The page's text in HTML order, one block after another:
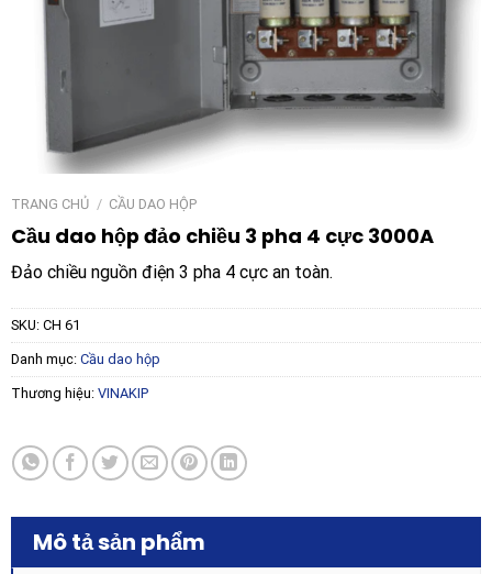
TRANG CHỦ / CẦU DAO HỘP
Cầu dao hộp đảo chiều 3 pha 4 cực 3000A
Đảo chiều nguồn điện 3 pha 4 cực an toàn.
SKU: CH 61
Danh mục: Cầu dao hộp
Thương hiệu: VINAKIP
Mô tả sản phẩm